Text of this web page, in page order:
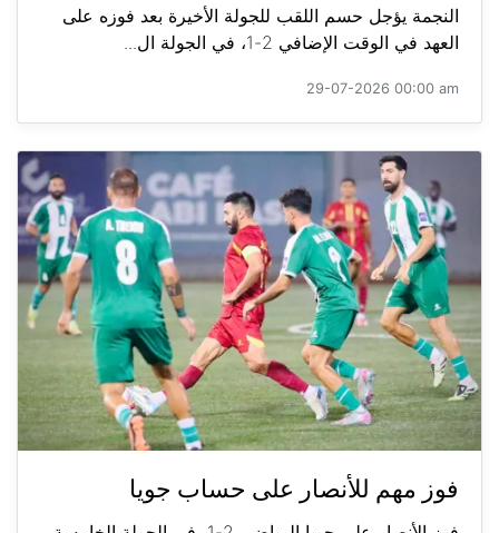
النجمة يؤجل حسم اللقب للجولة الأخيرة بعد فوزه على
العهد في الوقت الإضافي 2-1، في الجولة ال...
29-07-2026 00:00 am
فوز مهم للأنصار على حساب جويا